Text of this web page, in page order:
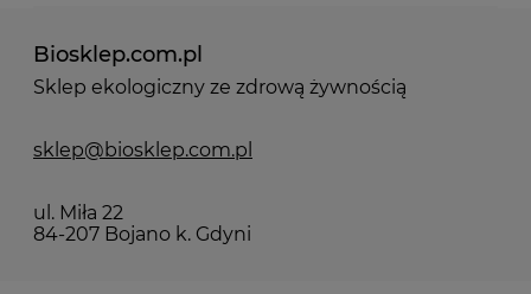
Biosklep.com.pl
Sklep ekologiczny ze zdrową żywnością
sklep@biosklep.com.pl
ul. Miła 22
84-207 Bojano k. Gdyni